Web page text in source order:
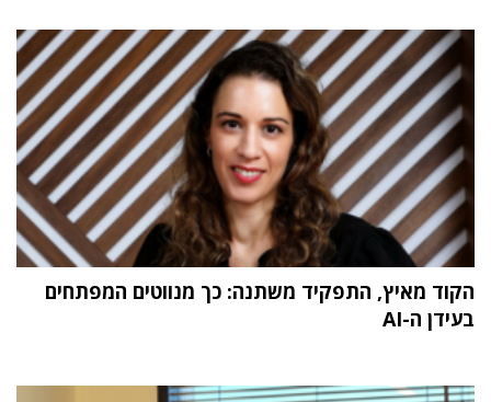
הקוד מאיץ, התפקיד משתנה: כך מנווטים המפתחים
בעידן ה-AI